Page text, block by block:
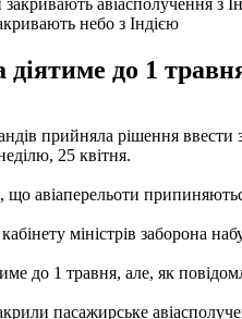
небо з Індією
діятиме до 1
прийняла рішення ввести
25 квітня.
що авіаперельоти
міністрів заборона
до 1 травня, але, як
пасажирське